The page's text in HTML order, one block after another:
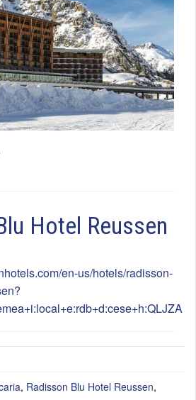
Hotel Reussen
en-us/hotels/radisson-
, Radisson Blu Hotel Reussen,